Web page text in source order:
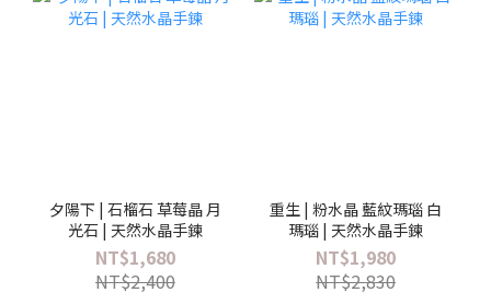
夕陽下 | 石榴石 草莓晶 月
光石 | 天然水晶手鍊
NT$1,680
NT$2,400
重生 | 粉水晶 藍紋瑪瑙 白
瑪瑙 | 天然水晶手鍊
NT$1,980
NT$2,830